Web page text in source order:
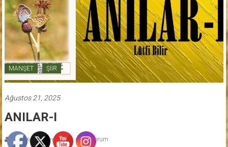
Etkili
Edebiyat
Dergisi
MANŞET ŞİİR
Ağustos 21, 2025
ANILAR-I
Gönderen: admin 0 yorum